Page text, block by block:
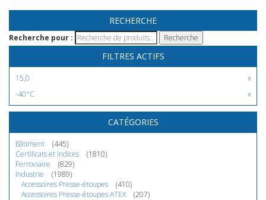
RECHERCHE
Recherche pour :
FILTRES ACTIFS
15,0
-40°C
CATÉGORIES
Bâtiment
(445)
Certificats et indices
(1810)
Ferroviaire
(829)
Industrie
(1989)
Accessoires Presse-étoupes
(410)
Accessoires Presse-étoupes ATEX
(207)